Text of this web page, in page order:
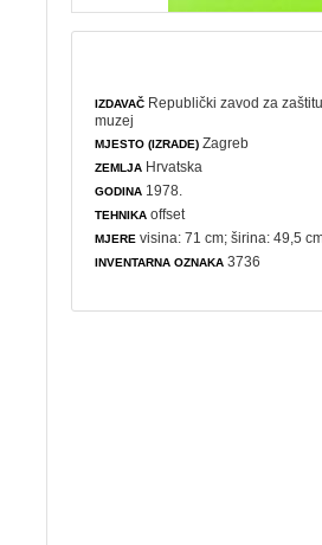
IZDAVAČ Republički zavod za
muzej
MJESTO (IZRADE) Zagreb
ZEMLJA Hrvatska
GODINA 1978.
TEHNIKA offset
MJERE visina: 71 cm; širina: 49,5
INVENTARNA OZNAKA 3736